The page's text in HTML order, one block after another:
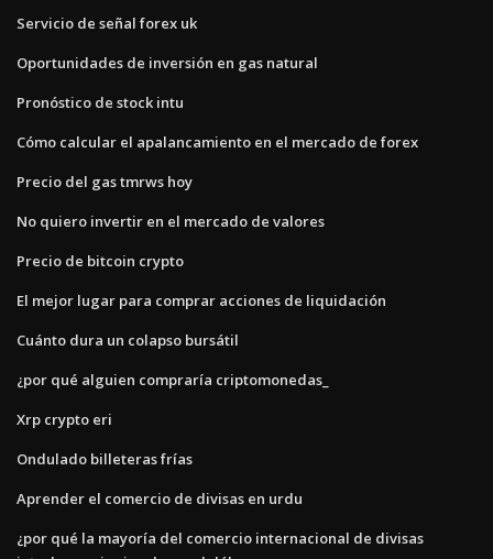
Servicio de señal forex uk
Oportunidades de inversión en gas natural
Pronóstico de stock intu
Cómo calcular el apalancamiento en el mercado de forex
Precio del gas tmrws hoy
No quiero invertir en el mercado de valores
Precio de bitcoin crypto
El mejor lugar para comprar acciones de liquidación
Cuánto dura un colapso bursátil
¿por qué alguien compraría criptomonedas_
Xrp crypto eri
Ondulado billeteras frías
Aprender el comercio de divisas en urdu
¿por qué la mayoría del comercio internacional de divisas